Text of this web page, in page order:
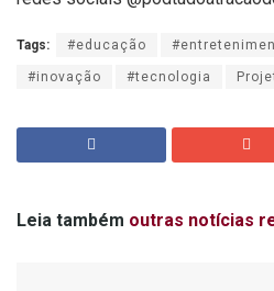
Tags: #educação
#inovação #tecnologia
Leia também outras notícias